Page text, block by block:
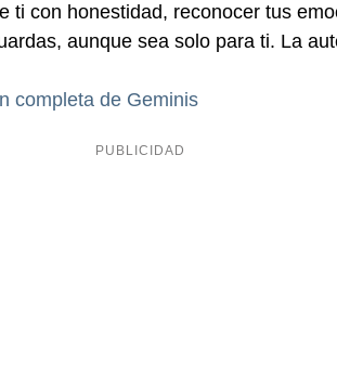
ti con honestidad, reconocer tus
aunque sea solo para ti. La
completa de Geminis